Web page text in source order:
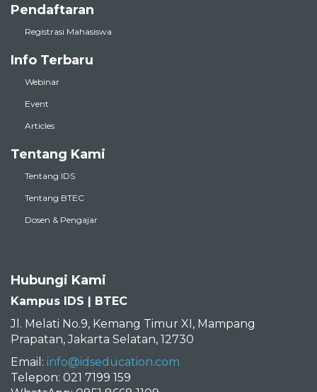
Pendaftaran
Registrasi Mahasiswa
Info Terbaru
Webinar
Event
Articles
Tentang Kami
Tentang IDS
Tentang BTEC
Dosen & Pengajar
Hubungi Kami
Kampus IDS | BTEC
Jl. Melati No.9, Kemang Timur XI, Mampang
Prapatan, Jakarta Selatan, 12730
Email: info@idseducation.com
Telepon: 021 7199 159